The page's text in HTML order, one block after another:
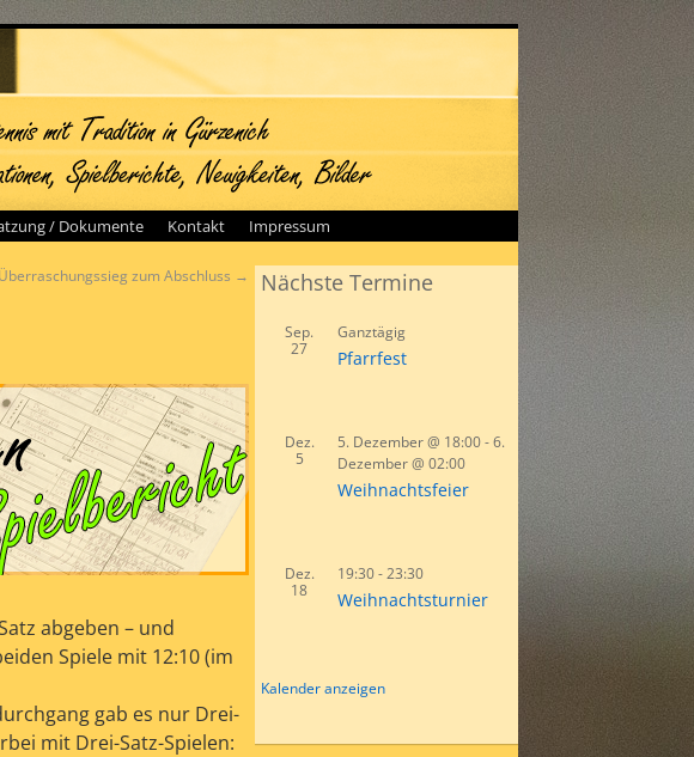
/ Dokumente Kontakt Impressum
zum Abschluss →
abgeben – und
Spiele mit 12:10 (im
gab es nur Drei-
mit Drei-Satz-Spielen:
Nächste Termine
Sep.
27
Ganztägig
Pfarrfest
Dez.
5
5. Dezember @ 18:00-6.
Dezember @ 02:00
Weihnachtsfeier
Dez.
18
19:30-23:30
Weihnachtsturnier
Kalender anzeigen